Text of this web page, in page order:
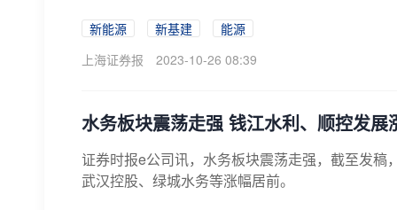
新能源 新基建
能源
上海证券报
2023-10-26 08:39
水务板块震荡走强 钱江水利、顺控发展
证券时报e公司讯，水务板块震荡走强，截至发
武汉控股、绿城水务等涨幅居前。